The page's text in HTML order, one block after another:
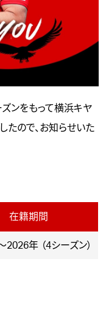
ズンをもって横浜キヤ
たので、お知らせいた
在籍期間
2026年 （4シーズン）